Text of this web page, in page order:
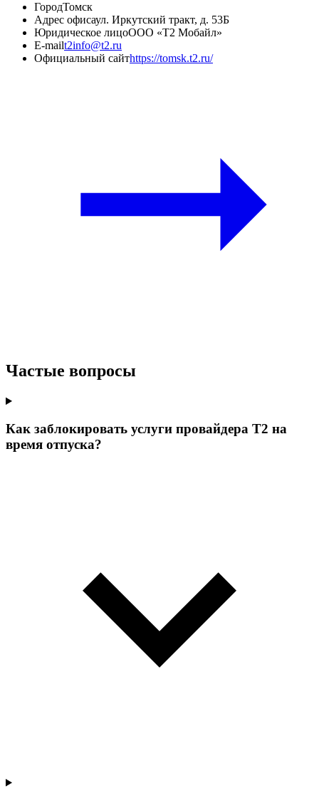
ГородТомск
Адрес офисаул. Иркутский тракт, д. 53Б
Юридическое лицоООО «Т2 Мобайл»
E-mailt2info@t2.ru
Официальный сайтhttps://tomsk.t2.ru/
Частые вопросы
Как заблокировать услуги провайдера Т2 на
время отпуска?